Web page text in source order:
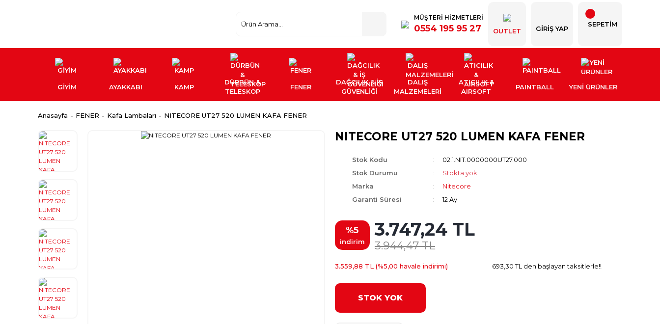
MÜŞTERİ HİZMETLERİ
0554 195 95 27 OUTLET GIRIŞ YAP
SEPETİM
GİYİM AYAKKABI KAMP
DÜRBÜN &
TELESKOP
FENER
DAĞCILIK & İŞ
GÜVENLİĞİ
DALIŞ
MALZEMELERİ
ATICILIK &
AIRSOFT
PAINTBALL YENI ÜRÜNLER
Anasayfa FENER Kafa Lambaları NITECORE UT27 520 LUMEN KAFA FENER
NITECORE UT27 520 LUMEN KAFA FENER
Stok Kodu
02.1.NIT.0000000UT27.000
Stok Durumu
Stokta yok
Marka
Nitecore
Garanti Süresi
12 Ay
%5
indirim
3.747,24 TL
3.944,47 TL
3.559,88 TL (%5,00 havale indirimi) 693,30 TL den başlayan taksitlerle!!
STOK YOK